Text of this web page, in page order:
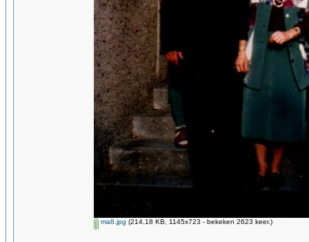
ma8.jpg (214.18 KB, 1145x723 - bekeken 2623 keer.)